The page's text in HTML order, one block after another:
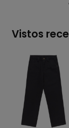
Vistos